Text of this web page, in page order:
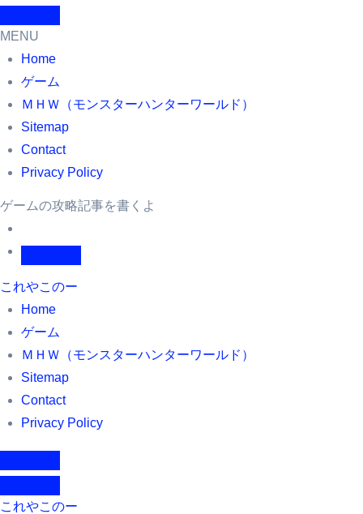
MENU
Home
ゲーム
ＭＨＷ（モンスターハンターワールド）
Sitemap
Contact
Privacy Policy
ゲームの攻略記事を書くよ
これやこのー
Home
ゲーム
ＭＨＷ（モンスターハンターワールド）
Sitemap
Contact
Privacy Policy
これやこのー